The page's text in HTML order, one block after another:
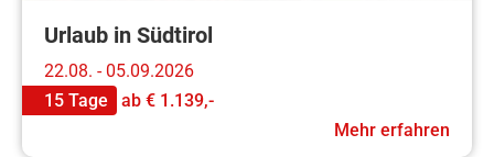
Urlaub in Südtirol
22.08. - 05.09.2026
15 Tage
ab € 1.139,-
Mehr erfahren